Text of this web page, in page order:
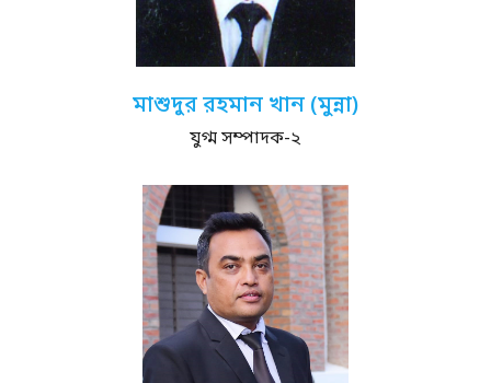
মাশুদুর রহমান খান (মুন্না)
যুগ্ম সম্পাদক-২